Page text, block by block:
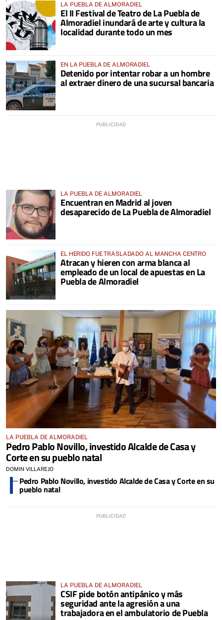
LA PUEBLA DE ALMORADIEL
El II Festival de Teatro de La Puebla de
Almoradiel inundará de arte y cultura la
localidad durante todo un mes
EN LA PUEBLA DE ALMORADIEL
Detenido por intentar robar a un hombre
al extraer dinero de una sucursal bancaria
LA PUEBLA DE ALMORADIEL
Encuentran en Madrid al joven
desaparecido de La Puebla de Almoradiel
EL HERIDO FUE TRASLADADO AL MANCHA CENTRO
Atracan y hieren con arma blanca al
empleado de un local de apuestas en La
Puebla de Almoradiel
LA PUEBLA DE ALMORADIEL
Pedro Pablo Novillo, investido Alcalde de Casa y
Corte en su pueblo natal
DOMIN VILLAREJO
Pedro Pablo Novillo, investido Alcalde de Casa y Corte en su
pueblo natal
LA PUEBLA DE ALMORADIEL
CSIF pide botón antipánico y más
seguridad ante la agresión a una
trabajadora en el ambulatorio de Puebla